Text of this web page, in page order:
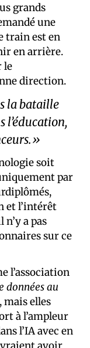
grands
une
train est en
en arrière.
le
direction.
la bataille
soit
par
et l’intérêt
a pas
sur ce
l’association
données au
, mais elles
à l’ampleur
l’IA avec en